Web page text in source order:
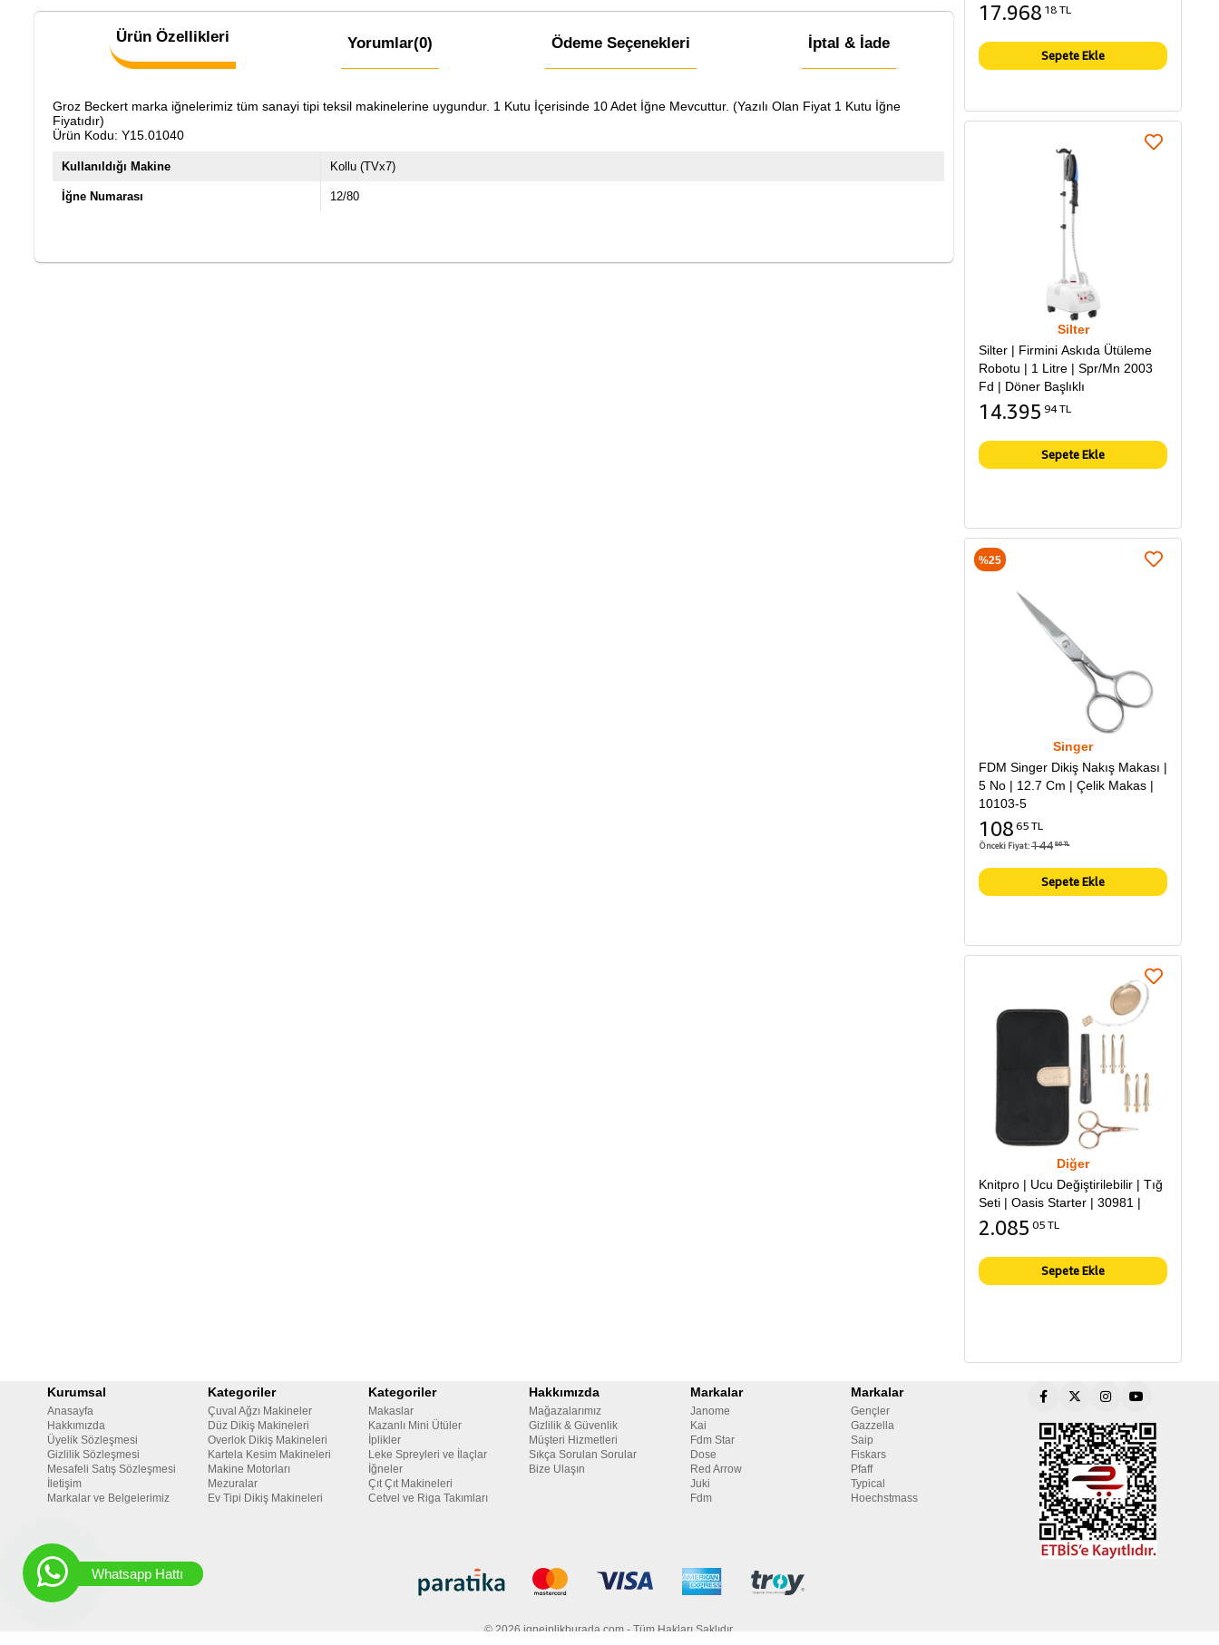
Ürün Özellikleri Yorumlar(0) Ödeme Seçenekleri İptal & İade
Groz Beckert marka iğnelerimiz tüm sanayi tipi teksil makinelerine uygundur. 1 Kutu İçerisinde 10 Adet İğne Mevcuttur. (Yazılı Olan Fiyat 1 Kutu İğne
Fiyatıdır)
Ürün Kodu: Y15.01040
Kullanıldığı Makine Kollu (TVx7)
İğne Numarası 12/80
Makinesi
17.968 18 TL
Sepete Ekle
Silter
Silter | Firmini Askıda Ütüleme
Robotu | 1 Litre | Spr/Mn 2003
Fd | Döner Başlıklı
14.395 94 TL
Sepete Ekle
Singer
FDM Singer Dikiş Nakış Makası |
5 No | 12.7 Cm | Çelik Makas |
10103-5
108 65 TL
Önceki Fiyat:144 86 TL
Sepete Ekle
%25
Diğer
Knitpro | Ucu Değiştirilebilir | Tığ
Seti | Oasis Starter | 30981 |
2.085 05 TL
Sepete Ekle
Kurumsal
Anasayfa
Hakkımızda
Üyelik Sözleşmesi
Gizlilik Sözleşmesi
Mesafeli Satış Sözleşmesi
İletişim
Markalar ve Belgelerimiz
Kategoriler
Çuval Ağzı Makineler
Düz Dikiş Makineleri
Overlok Dikiş Makineleri
Kartela Kesim Makineleri
Makine Motorları
Mezuralar
Ev Tipi Dikiş Makineleri
Kategoriler
Makaslar
Kazanlı Mini Ütüler
İplikler
Leke Spreyleri ve İlaçlar
İğneler
Çıt Çıt Makineleri
Cetvel ve Riga Takımları
Hakkımızda
Mağazalarımız
Gizlilik & Güvenlik
Müşteri Hizmetleri
Sıkça Sorulan Sorular
Bize Ulaşın
Markalar
Janome
Kai
Fdm Star
Dose
Red Arrow
Juki
Fdm
Markalar
Gençler
Gazzella
Saip
Fiskars
Pfaff
Typical
Hoechstmass
© 2026 igneiplikburada.com - Tüm Hakları Saklıdır.
Whatsapp Hattı